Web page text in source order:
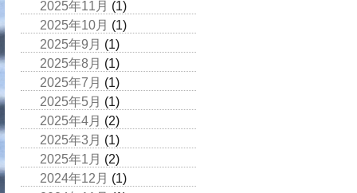
2025年11月 (1)
2025年10月 (1)
2025年9月 (1)
2025年8月 (1)
2025年7月 (1)
2025年5月 (1)
2025年4月 (2)
2025年3月 (1)
2025年1月 (2)
2024年12月 (1)